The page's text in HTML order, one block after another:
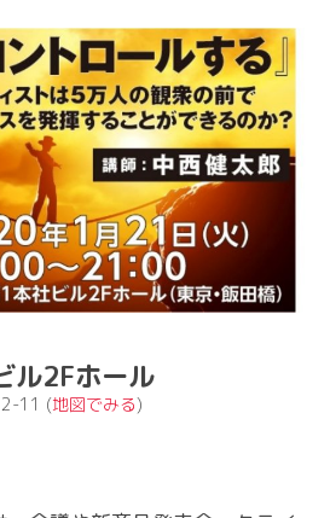
ル2Fホール
11 (地図でみる)